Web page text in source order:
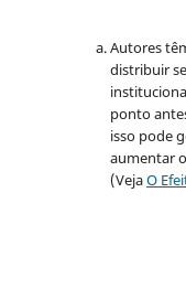
Autores
distribuir
ponto
isso pode
aumentar
(VejaO